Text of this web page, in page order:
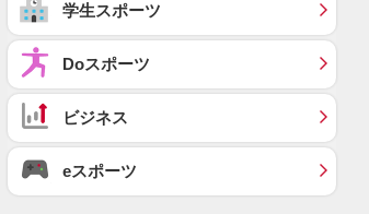
学生スポーツ
Doスポーツ
ビジネス
eスポーツ